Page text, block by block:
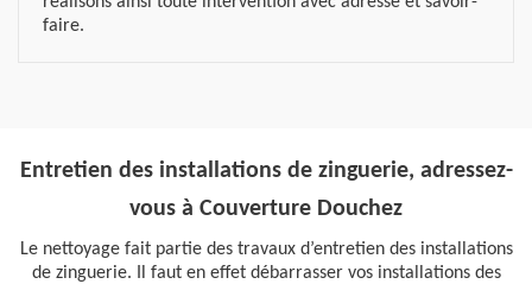
faire.
Entretien des installations de zinguerie, adressez-
vous à Couverture Douchez
Le nettoyage fait partie des travaux d’entretien des installations
de zinguerie. Il faut en effet débarrasser vos installations des